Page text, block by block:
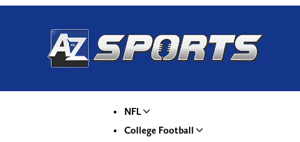
NFL
College Football